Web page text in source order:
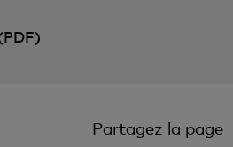
Partagez la page